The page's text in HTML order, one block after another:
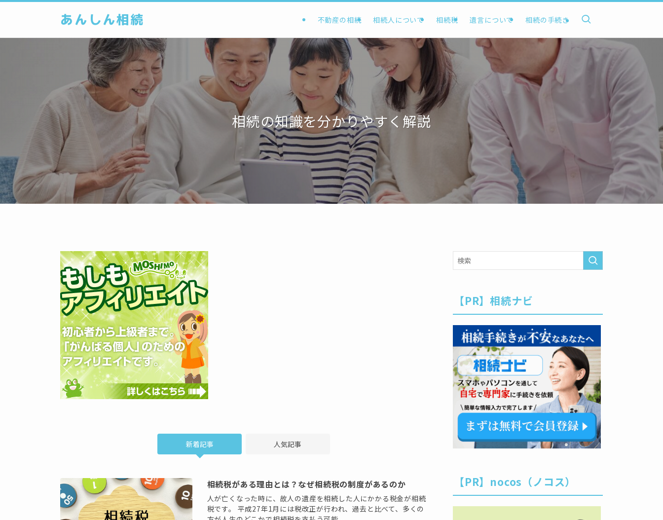
あんしん相続 不動産の相続 相続人について 相続税 遺言について 相続の手続き
相続の知識を分かりやすく解説
新着記事 人気記事
相続税がある理由とは？なぜ相続税の制度があるのか
人が亡くなった時に、故人の遺産を相続した人にかかる税金が相続
税です。 平成27年1月には税改正が行われ、過去と比べて、多くの
【PR】相続ナビ
【PR】nocos（ノコス）